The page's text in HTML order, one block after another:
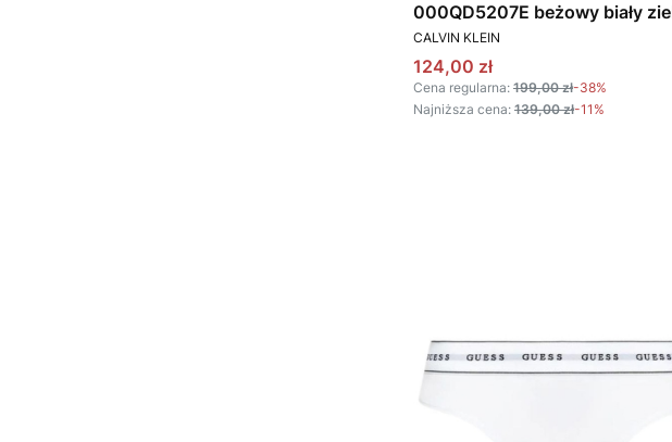
000QD5207E beżowy biały
PRODUCENT
CALVIN KLEIN
Cena promocyjna
124,00 zł
Cena regularna: 199,00 zł-38%
Najniższa cena: 139,00 zł-11%